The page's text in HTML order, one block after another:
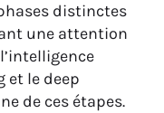
distinctes
une attention
et le deep
de ces étapes.